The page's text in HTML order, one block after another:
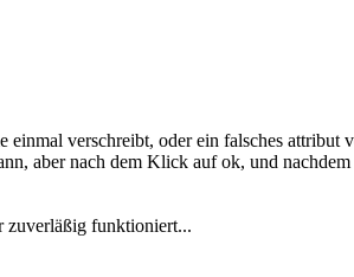
verschreibt, oder ein falsches attribut
aber nach dem Klick auf ok, und
zuverläßig funktioniert...